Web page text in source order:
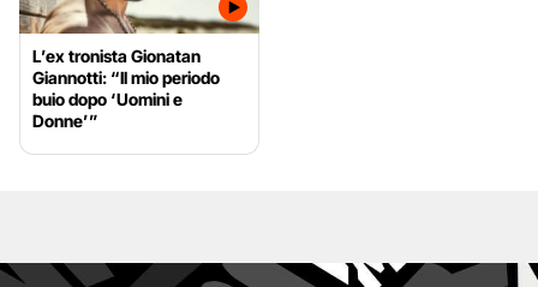
L’ex tronista Gionatan
Giannotti: “Il mio periodo
buio dopo ‘Uomini e
Donne’”